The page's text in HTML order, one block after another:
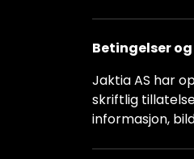
Betingelser
Jaktia AS har
skriftlig
informasjon,